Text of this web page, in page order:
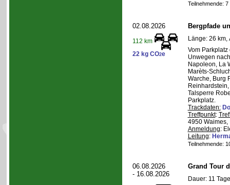
Teilnehmende:
02.08.2026
112 km
22 kg CO2e
Bergpfade
Länge: 26 km,
Vom
Unwegen
Napoleon, La
Marèts-
Warche, Burg
Talsperre
Parkplatz.
Trackdaten:
Treffpunkt:
4950 Waimes,
Anmeldung:
Leitung:
Teilnehmende:
06.08.2026
- 16.08.2026
Grand Tour
Dauer: 11